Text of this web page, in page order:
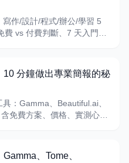
作/設計/程式/辦公/學習 5
vs 付費判斷、7 天入門計
10 分鐘做出專業簡報的秘
：Gamma、Beautiful.ai、
免費方案、價格、實測心得
、Tome、